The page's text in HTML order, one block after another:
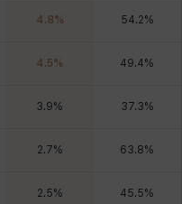
4.8% 54.2%
4.5% 49.4%
3.9% 37.3%
2.7% 63.8%
2.5% 45.5%